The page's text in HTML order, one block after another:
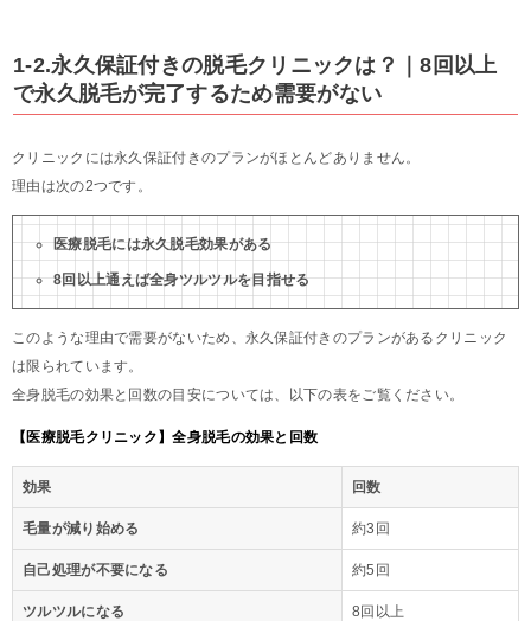
1-2.永久保証付きの脱毛クリニックは？｜8回以上
で永久脱毛が完了するため需要がない
クリニックには永久保証付きのプランがほとんどありません。
理由は次の2つです。
医療脱毛には永久脱毛効果がある
8回以上通えば全身ツルツルを目指せる
このような理由で需要がないため、永久保証付きのプランがあるクリニック
は限られています。
全身脱毛の効果と回数の目安については、以下の表をご覧ください。
【医療脱毛クリニック】全身脱毛の効果と回数
効果 回数
毛量が減り始める 約3回
自己処理が不要になる 約5回
ツルツルになる 8回以上